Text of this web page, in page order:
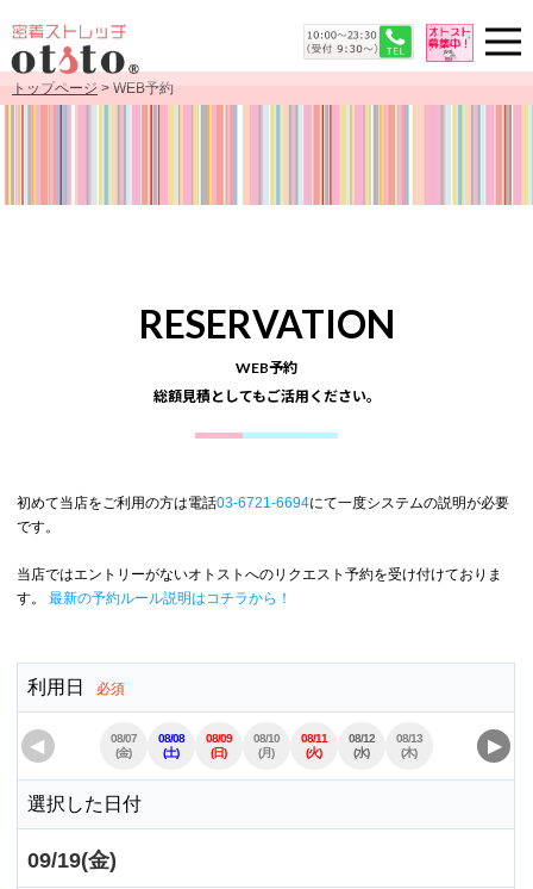
トップページ > WEB予約
RESERVATION
WEB予約
総額見積としてもご活用ください。
初めて当店をご利用の方は電話03-6721-6694にて一度システムの説明が必要
です。
当店ではエントリーがないオトストへのリクエスト予約を受け付けておりま
す。
最新の予約ルール説明はコチラから！
利用日 必須
◀
08/07
(金)
08/08
(土)
08/09
(日)
08/10
(月)
08/11
(火)
08/12
(水)
08/13
(木)
08/15
(土)
▶
選択した日付
09/19(金)